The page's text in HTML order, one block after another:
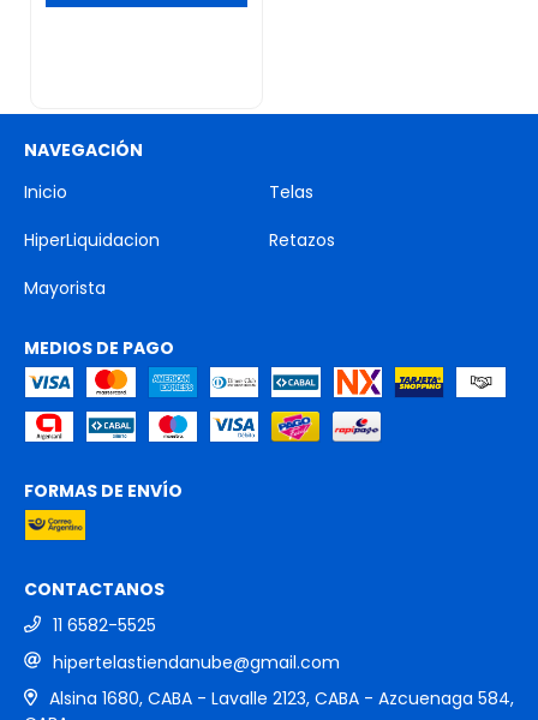
NAVEGACIÓN
Inicio
Telas
HiperLiquidacion
Retazos
Mayorista
MEDIOS DE PAGO
FORMAS DE ENVÍO
CONTACTANOS
11 6582-5525
hipertelastiendanube@gmail.com
Alsina 1680, CABA - Lavalle 2123, CABA - Azcuenaga 584,